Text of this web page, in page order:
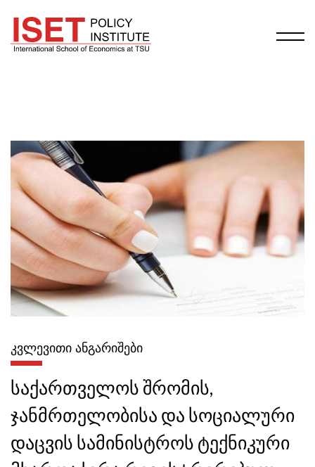
ᲙᲕᲚᲔᲕᲘᲗᲘ ᲐᲜᲒᲐᲠᲘᲨᲔᲑᲘ
საქართველოს შრომის,
ჯანმრთელობისა და სოციალური
დაცვის სამინისტროს ტექნიკური